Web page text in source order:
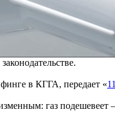
в КГГА, передает «
газ